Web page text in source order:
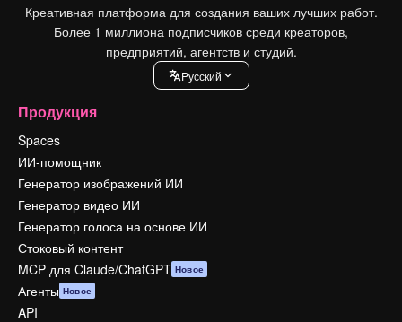
Креативная платформа для создания ваших лучших работ.
Более 1 миллиона подписчиков среди креаторов,
предприятий, агентств и студий.
Pусский
Продукция
Spaces
ИИ-помощник
Генератор изображений ИИ
Генератор видео ИИ
Генератор голоса на основе ИИ
Стоковый контент
MCP для Claude/ChatGPT Новое
Агенты Новое
API